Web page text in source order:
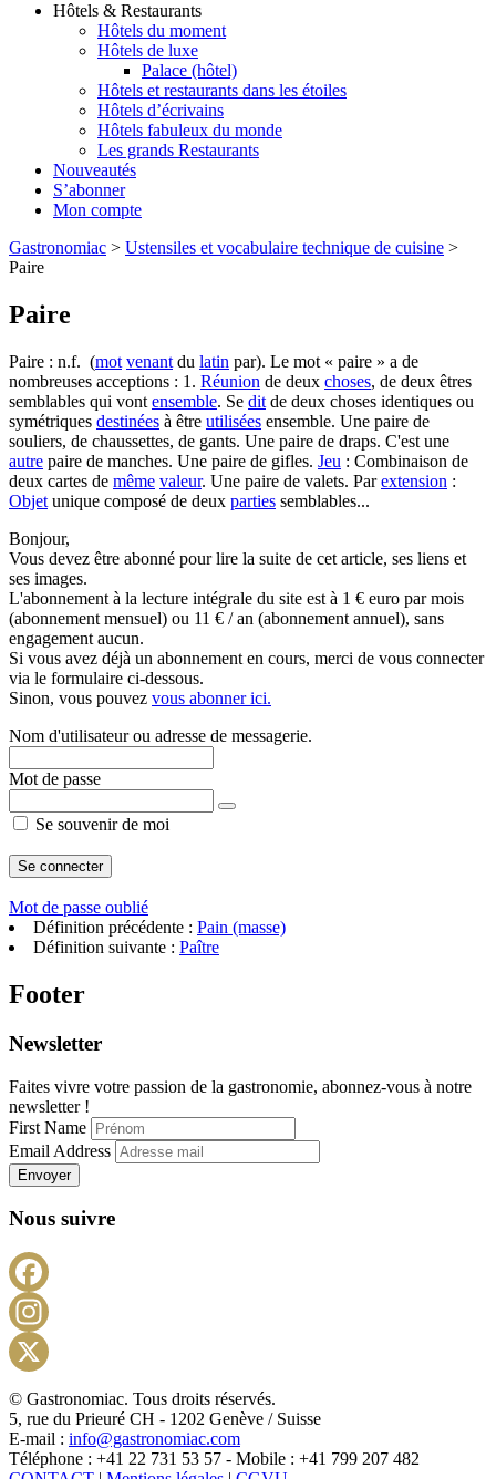
Hôtels & Restaurants
Hôtels du moment
Hôtels de luxe
Palace (hôtel)
Hôtels et restaurants dans les étoiles
Hôtels d’écrivains
Hôtels fabuleux du monde
Les grands Restaurants
Nouveautés
S’abonner
Mon compte
Gastronomiac > Ustensiles et vocabulaire technique de cuisine >
Paire
Paire
Paire : n.f. (mot venant du latin par). Le mot « paire » a de
nombreuses acceptions : 1. Réunion de deux choses, de deux êtres
semblables qui vont ensemble. Se dit de deux choses identiques ou
symétriques destinées à être utilisées ensemble. Une paire de
souliers, de chaussettes, de gants. Une paire de draps. C'est une
autre paire de manches. Une paire de gifles. Jeu : Combinaison de
deux cartes de même valeur. Une paire de valets. Parextension :
Objet unique composé de deux parties semblables...
Bonjour,
Vous devez être abonné pour lire la suite de cet article, ses liens et
ses images.
L'abonnement à la lecture intégrale du site est à 1 € euro par mois
(abonnement mensuel) ou 11 € / an (abonnement annuel), sans
engagement aucun.
Si vous avez déjà un abonnement en cours, merci de vous connecter
via le formulaire ci-dessous.
Sinon, vous pouvez vous abonner ici.
Nom d'utilisateur ou adresse de messagerie.
Mot de passe
Se souvenir de moi
Mot de passe oublié
Définition précédente : Pain (masse)
Définition suivante : Paître
Footer
Newsletter
Faites vivre votre passion de la gastronomie, abonnez-vous à notre
newsletter !
First Name
Email Address
Envoyer
Nous suivre
X
© Gastronomiac. Tous droits réservés.
5, rue du Prieuré CH - 1202 Genève / Suisse
E-mail : info@gastronomiac.com
Téléphone : +41 22 731 53 57 - Mobile : +41 799 207 482